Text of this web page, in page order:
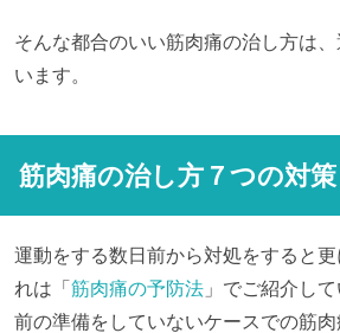
そんな都合のいい筋肉痛の治し方は
います。
筋肉痛の治し方７つの対策
運動をする数日前から対処をすると
れは「 筋肉痛の予防法 」でご紹介し
前の準備をしていないケースでの筋